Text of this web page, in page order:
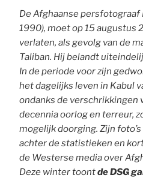
De Afghaanse persfotograaf
1990), moet op 15 augustus
verlaten, als gevolg van de
Taliban. Hij belandt
In de periode voor zijn
het dagelijks leven in Kabul
ondanks de verschrikkingen
decennia oorlog en terreur,
mogelijk doorging. Zijn
achter de statistieken en
de Westerse media over
Deze winter toontde DSG